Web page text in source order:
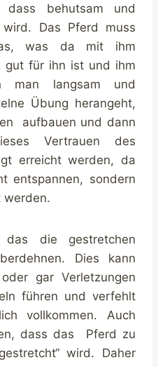
behutsam und
wird. Das Pferd muss
was da mit ihm
gut für ihn ist und ihm
man langsam und
Übung herangeht,
aufbauen und dann
Vertrauen des
erreicht werden, da
entspannen, sondern
werden.
die gestretchen
Dies kann
gar Verletzungen
führen und verfehlt
vollkommen. Auch
dass das Pferd zu
wird. Daher